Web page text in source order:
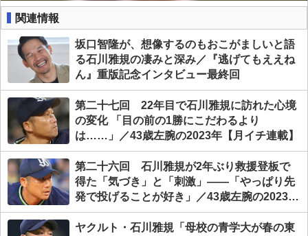
関連情報
坂口智隆が、想像するのもおこがましいと語
る石川雅規の凄みと深み／『逃げてもええね
ん』重版記念インタビュー最終回
第二十七回 22年目で石川雅規に訪れた心境
の変化 「目の前の1勝にこだわるより
は……」／43歳左腕の2023年【月イチ連載】
第二十六回 石川雅規が2年ぶり救援登板で
得た「気づき」と「刺激」――「やっぱり先
発で投げることが好き」／43歳左腕の2023年
【月イチ連載】
ヤクルト・石川雅規「母校の青学大が春の東